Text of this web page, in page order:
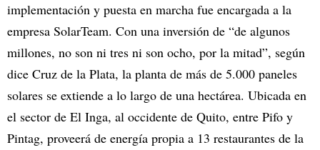
implementación y puesta en marcha fue encargada a la
empresa SolarTeam. Con una inversión de “de algunos
millones, no son ni tres ni son ocho, por la mitad”, según
dice Cruz de la Plata, la planta de más de 5.000 paneles
solares se extiende a lo largo de una hectárea. Ubicada en
el sector de El Inga, al occidente de Quito, entre Pifo y
Pintag, proveerá de energía propia a 13 restaurantes de la